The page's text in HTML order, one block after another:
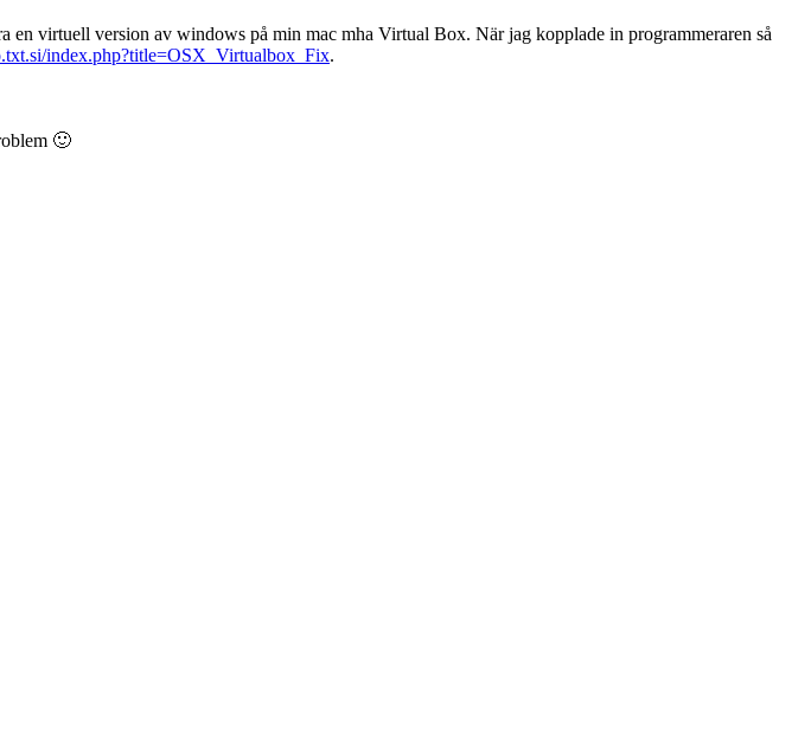
virtuell version av windows på min mac mha Virtual Box. När jag kopplade in programmeraren så
index.php?title=OSX_Virtualbox_Fix.
🙂